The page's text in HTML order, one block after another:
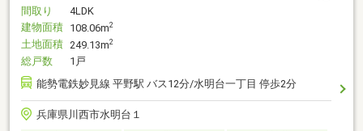
間取り
4LDK
建物面積 108.06m2
土地面積 249.13m2
総戸数
1戸
能勢電鉄妙見線 平野駅 バス12分/水明台一丁目 停歩2分
兵庫県川西市水明台１